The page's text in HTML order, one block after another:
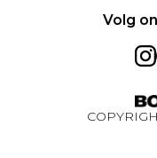
BOOHOOMAN App
Winactie Ultiem
Volg